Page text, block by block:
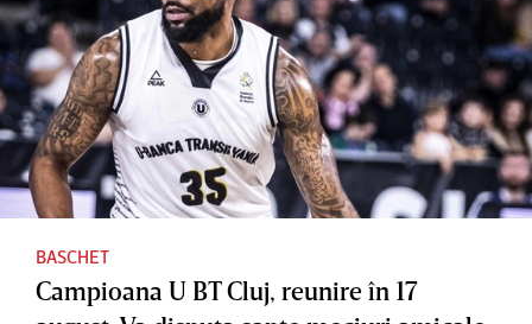
BASCHET
Campioana U BT Cluj, reunire în 17